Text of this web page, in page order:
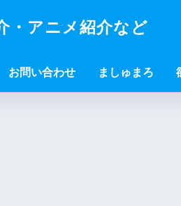
・アニメ紹介など
お問い合わせ ましゅまろ